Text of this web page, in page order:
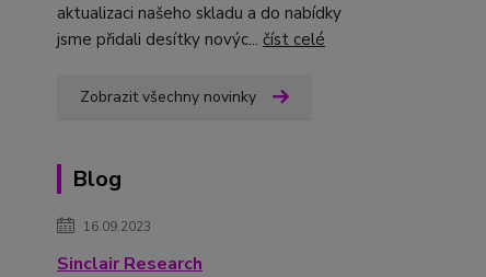
aktualizaci našeho skladu a do nabídky
jsme přidali desítky novýc... číst celé
Zobrazit všechny novinky
Blog
16.09.2023
Sinclair Research